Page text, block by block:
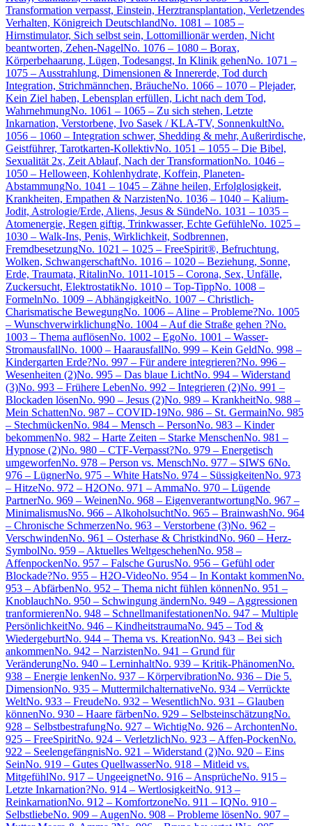
Transformation verpasst, Einstein, Herztransplantation, Verletzendes
Verhalten, Königreich DeutschlandNo. 1081 – 1085 –
Hirnstimulator, Sich selbst sein, Lottomillionär werden, Nicht
beantworten, Zehen-NagelNo. 1076 – 1080 – Borax,
Körperbehaarung, Lügen, Todesangst, In Klinik gehenNo. 1071 –
1075 – Ausstrahlung, Dimensionen & Innererde, Tod durch
Integration, Strichmännchen, BräucheNo. 1066 – 1070 – Plejader,
Kein Ziel haben, Lebensplan erfüllen, Licht nach dem Tod,
WahrnehmungNo. 1061 – 1065 – Zu sich stehen, Letzte
Inkarnation, Verstorbene, Ivo Sasek / KLA-TV, SonnenkultNo.
1056 – 1060 – Integration schwer, Shedding & mehr, Außerirdische,
Geistführer, Tarotkarten-KollektivNo. 1051 – 1055 – Die Bibel,
Sexualität 2x, Zeit Ablauf, Nach der TransformationNo. 1046 –
1050 – Helloween, Kohlenhydrate, Koffein, Planeten-
AbstammungNo. 1041 – 1045 – Zähne heilen, Erfolglosigkeit,
Krankheiten, Empathen & NarzistenNo. 1036 – 1040 – Kalium-
Jodit, Astrologie/Erde, Aliens, Jesus & SündeNo. 1031 – 1035 –
Atomenergie, Regen giftig, Trinkwasser, Echte GefühleNo. 1025 –
1030 – Walk-Ins, Penis, Wirklichkeit, Sodbrennen,
FremdbesetzungNo. 1021 – 1025 – FreeSpirit®, Befruchtung,
Wolken, SchwangerschaftNo. 1016 – 1020 – Beziehung, Sonne,
Erde, Traumata, RitalinNo. 1011-1015 – Corona, Sex, Unfälle,
Zuckersucht, ElektrostatikNo. 1010 – Top-TippNo. 1008 –
FormelnNo. 1009 – AbhängigkeitNo. 1007 – Christlich-
Charismatische BewegungNo. 1006 – Aline – Probleme?No. 1005
– WunschverwirklichungNo. 1004 – Auf die Straße gehen ?No.
1003 – Thema auflösenNo. 1002 – EgoNo. 1001 – Wasser-
StromausfallNo. 1000 – HaarausfallNo. 999 – Kein GeldNo. 998 –
Kindergarten Erde?No. 997 – Für andere integrieren?No. 996 –
Wesenheiten (2)No. 995 – Das blaue LichtNo. 994 – Widerstand
(3)No. 993 – Frühere LebenNo. 992 – Integrieren (2)No. 991 –
Blockaden lösenNo. 990 – Jesus (2)No. 989 – KrankheitNo. 988 –
Mein SchattenNo. 987 – COVID-19No. 986 – St. GermainNo. 985
– StechmückenNo. 984 – Mensch – PersonNo. 983 – Kinder
bekommenNo. 982 – Harte Zeiten – Starke MenschenNo. 981 –
Hypnose (2)No. 980 – CTF-Verpasst?No. 979 – Energetisch
umgeworfenNo. 978 – Person vs. MenschNo. 977 – SIWS 6No.
976 – LügnerNo. 975 – White HatsNo. 974 – SüssigkeitenNo. 973
– HitzeNo. 972 – H2ONo. 971 – AmmaNo. 970 – Lügende
PartnerNo. 969 – WeinenNo. 968 – EigenverantwortungNo. 967 –
MinimalismusNo. 966 – AlkoholsuchtNo. 965 – BrainwashNo. 964
– Chronische SchmerzenNo. 963 – Verstorbene (3)No. 962 –
VerschwindenNo. 961 – Osterhase & ChristkindNo. 960 – Herz-
SymbolNo. 959 – Aktuelles WeltgeschehenNo. 958 –
AffenpockenNo. 957 – Falsche GurusNo. 956 – Gefühl oder
Blockade?No. 955 – H2O-VideoNo. 954 – In Kontakt kommenNo.
953 – AbfärbenNo. 952 – Thema nicht fühlen könnenNo. 951 –
KnoblauchNo. 950 – Schwingung ändernNo. 949 – Aggressionen
tranformierenNo. 948 – SchnellmanifestationenNo. 947 – Multiple
PersönlichkeitNo. 946 – KindheitstraumaNo. 945 – Tod &
WiedergeburtNo. 944 – Thema vs. KreationNo. 943 – Bei sich
ankommenNo. 942 – NarzistenNo. 941 – Grund für
VeränderungNo. 940 – LerninhaltNo. 939 – Kritik-PhänomenNo.
938 – Energie lenkenNo. 937 – KörpervibrationNo. 936 – Die 5.
DimensionNo. 935 – MuttermilchalternativeNo. 934 – Verrückte
WeltNo. 933 – FreudeNo. 932 – WesentlichNo. 931 – Glauben
könnenNo. 930 – Haare färbenNo. 929 – SelbsteinschätzungNo.
928 – SelbstbestrafungNo. 927 – WichtigNo. 926 – ArchontenNo.
925 – FreeSpiritNo. 924 – VerletzlichNo. 923 – Affen-PockenNo.
922 – SeelengefängnisNo. 921 – Widerstand (2)No. 920 – Eins
SeinNo. 919 – Gutes QuellwasserNo. 918 – Mitleid vs.
MitgefühlNo. 917 – UngeeignetNo. 916 – AnsprücheNo. 915 –
Letzte Inkarnation?No. 914 – WertlosigkeitNo. 913 –
ReinkarnationNo. 912 – KomfortzoneNo. 911 – IQNo. 910 –
SelbstliebeNo. 909 – AugenNo. 908 – Probleme lösenNo. 907 –